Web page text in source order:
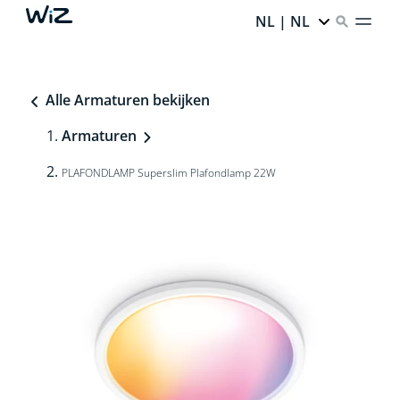
NL | NL
Alle Armaturen bekijken
Armaturen
PLAFONDLAMP Superslim Plafondlamp 22W